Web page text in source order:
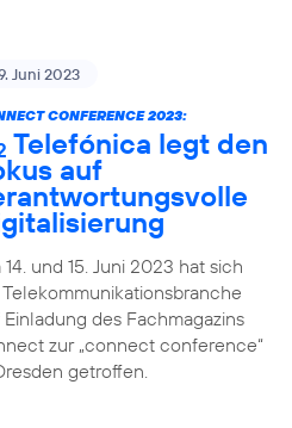
Juni 2023
CONFERENCE 2023:
Telefónica legt den
auf
14. und 15. Juni 2023 hat sich
Einladung des Fachmagazins
zur „connect conference“
getroffen.